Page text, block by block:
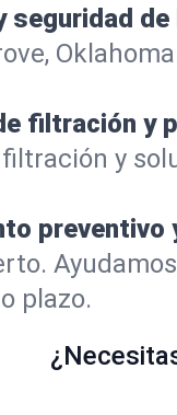
seguridad de
filtración y
y
preventivo
plazo.